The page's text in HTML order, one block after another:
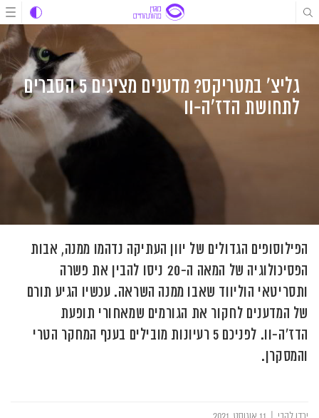
דלג
לתוכן
דלג
דלג
גליצ' במטריקס? מדענים מציגים 5 הסברים
לתחושת הדז'ה-וו
הפילוסופים הגדולים של יוון העתיקה נדהמו ממנה, אבות
הפסיכולוגיה של המאה ה-20 ניסו להבין את פשרה
ותסריטאי הוליווד שאבו ממנה השראה. עכשיו הגיע תורם
של המדענים לחקור את הגורמים שמאחורי תופעת
הדז'ה-וו. לפניכם 5 רעיונות מובילים בענף המחקר הטרי
והמסקרן.